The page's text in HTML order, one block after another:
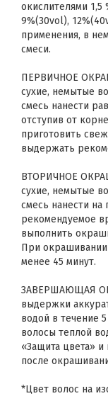
окислителями 1,5
9%(30vol),
применения, в
смеси.
ПЕРВИЧНОЕ
сухие, немытые
смесь нанести
отступив от
приготовить
выдержать
ВТОРИЧНОЕ
сухие, немытые
смесь нанести
рекомендуемое
выполнить
При
менее 45 минут.
ЗАВЕРШАЮЩАЯ
выдержки
водой в течение
волосы теплой
«Защита цвета» и
после
*Цвет волос на